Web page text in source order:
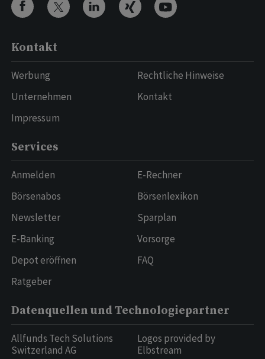
Kontakt
Werbung
Unternehmen
Impressum
Rechtliche Hinweise
Kontakt
Services
Anmelden
Börsenabos
Newsletter
E-Banking
Depot eröffnen
Ratgeber
E-Rechner
Börsenlexikon
Sparplan
Vorsorge
FAQ
Datenquellen und Technologiepartner
Allfunds Tech Solutions
Switzerland AG
Logos provided by
Elbstream